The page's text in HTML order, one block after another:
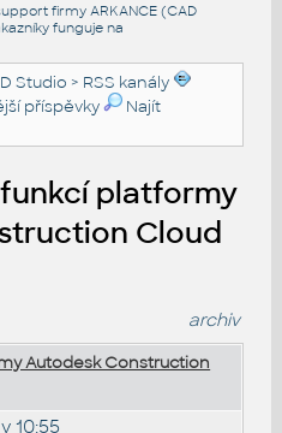
firmy ARKANCE (CAD
funguje na
Studio > RSS kanály
příspěvky
Najít
platformy
Cloud
archiv
Autodesk Construction
10:55